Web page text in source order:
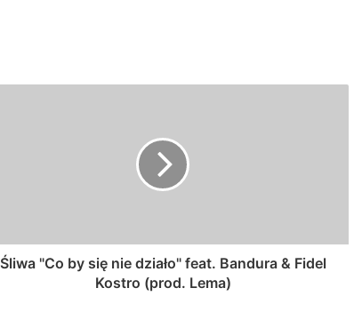
Śliwa "Co by się nie działo" feat. Bandura & Fidel
Kostro (prod. Lema)